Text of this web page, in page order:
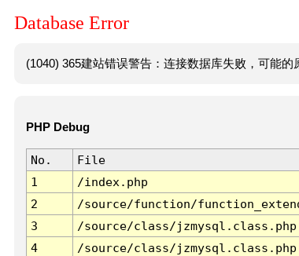
Database Error
(1040) 365建站错误警告：连接数据库失败，可能的
PHP Debug
No. File
1
/index.php
2
/source/function/
3
/source/class/jzmysql.class.php
4
/source/class/jzmysql.class.php